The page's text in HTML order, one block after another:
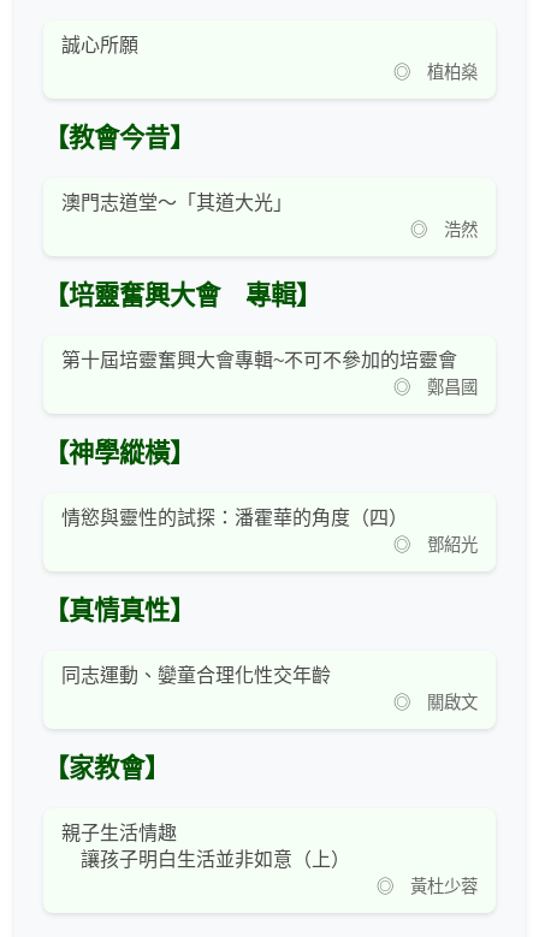
誠心所願
◎ 植柏燊
【教會今昔】
澳門志道堂～「其道大光」
◎ 浩然
【培靈奮興大會 專輯】
第十屆培靈奮興大會專輯~不可不參加的培靈會
◎ 鄭昌國
【神學縱橫】
情慾與靈性的試探：潘霍華的角度（四）
◎ 鄧紹光
【真情真性】
同志運動、孌童合理化性交年齡
◎ 關啟文
【家教會】
親子生活情趣
讓孩子明白生活並非如意（上）
◎ 黃杜少蓉